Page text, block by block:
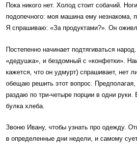
Пока никого нет. Холод стоит собачий.
подопечного: моя машина ему незнакома,
Я спрашиваю: «За продуктами?». Он
Постепенно начинает подтягиваться
«дедушка», и бездомный с «конфетки».
кажется, что он удмурт) спрашивает, нет
обещаю решить этот вопрос.
раздаю по три-четыре порции в одни руки.
булка хлеба.
Звоню Ивану, чтобы узнать про одежду.
в определенные дни недели, и самому